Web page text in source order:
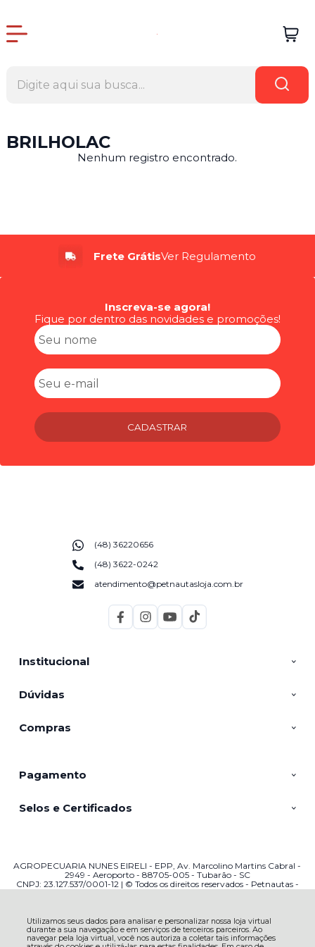
Utilizamos seus dados para analisar e personalizar nossa loja virtual
durante a sua navegação e em serviços de terceiros parceiros. Ao
navegar pela loja virtual, você nos autoriza a coletar tais informações
BRILHOLAC
Nenhum registro encontrado.
Frete GrátisVer Regulamento
Inscreva-se agora!
Fique por dentro das novidades e promoções!
CADASTRAR
Institucional
Dúvidas
Compras
(48) 36220656
(48) 3622-0242
atendimento@petnautasloja.com.br
Pagamento
Selos e Certificados
AGROPECUARIA NUNES EIRELI - EPP, Av. Marcolino Martins Cabral -
2949 - Aeroporto - 88705-005 - Tubarão - SC
CNPJ: 23.127.537/0001-12 | © Todos os direitos reservados - Petnautas -